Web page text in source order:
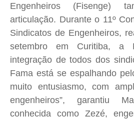
Engenheiros (Fisenge)
articulação. Durante o 11º
Sindicatos de Engenheiros,
setembro em Curitiba, a
integração de todos dos
Fama está se espalhando
muito entusiasmo, com
engenheiros”, garantiu
conhecida como Zezé,